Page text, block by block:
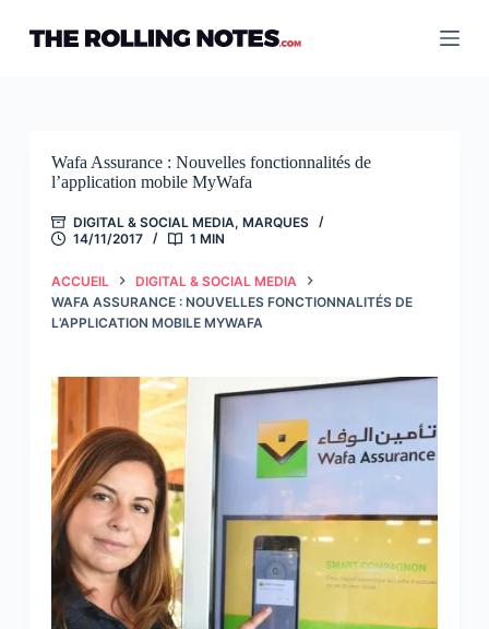
contenu
Wafa Assurance : Nouvelles fonctionnalités de
l’application mobile MyWafa
DIGITAL & SOCIAL MEDIA, MARQUES
14/11/2017
1 MIN
ACCUEIL
DIGITAL & SOCIAL MEDIA
WAFA ASSURANCE : NOUVELLES FONCTIONNALITÉS DE
L’APPLICATION MOBILE MYWAFA